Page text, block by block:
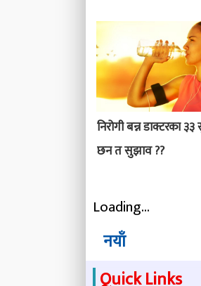
निरोगी बन्न डाक्टरका
छन त सुझाव ??
Loading...
नयाँ
Quick Links